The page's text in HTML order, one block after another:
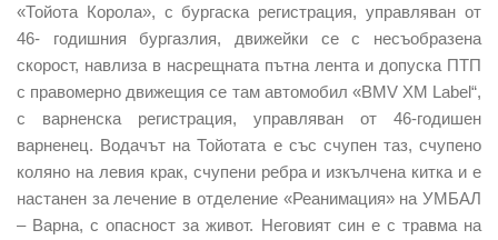
«Тойота Корола», с бургаска регистрация, управляван от
46- годишния бургазлия, движейки се с несъобразена
скорост, навлиза в насрещната пътна лента и допуска ПТП
с правомерно движещия се там автомобил «BMVХМ Label“,
с варненска регистрация, управляван от 46-годишен
варненец. Водачът на Тойотата е със счупен таз, счупено
коляно на левия крак, счупени ребра и изкълчена китка и е
настанен за лечение в отделение «Реанимация» на УМБАЛ
– Варна, с опасност за живот. Неговият син е с травма на